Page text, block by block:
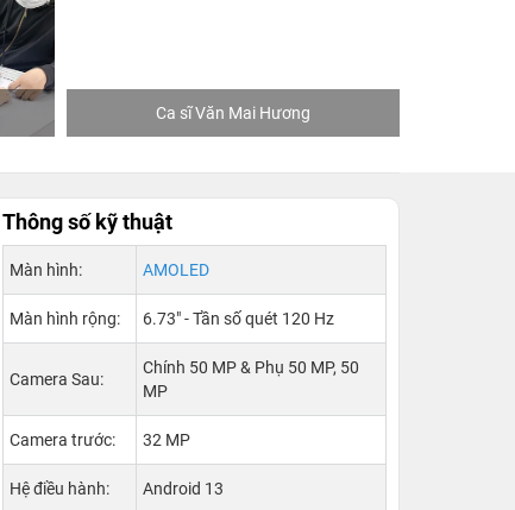
Ca sĩ Văn Mai Hương
Thông số kỹ thuật
Màn hình: AMOLED
Màn hình rộng: 6.73" - Tần số quét 120 Hz
Camera Sau:
Chính 50 MP & Phụ 50 MP, 50
MP
Camera trước: 32 MP
Hệ điều hành: Android 13